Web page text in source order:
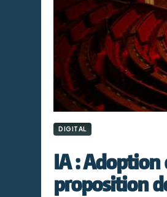
DIGITAL
IA :
proposition